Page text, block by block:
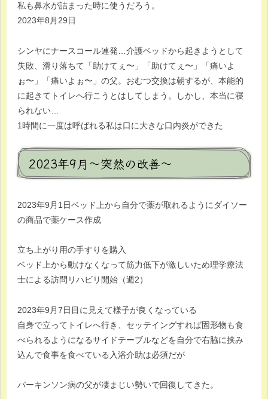
私も鼻水が詰まった時に使うだろう。
2023年8月29日
シンヤにナースコール連発…介護ベッドから起きようとして
失敗、滑り落ちて「助けてぇ〜」「助けてぇ〜」「痛いよ
ぉ〜」「痛いよぉ〜」の父。おむつ交換は朝するが、本能的
に起きてトイレへ行こうとはしてしまう。しかし、本当に寝
られない…
1時間に一度は呼ばれる私は口に大きな口内炎ができた
2023年9月～突然の改善～
2023年9月1日ベッド上から自分で薬が取れるようにダイソー
の商品で薬ケース作成
立ち上がり用の手すりを購入
ベッド上から動けなくなって筋力低下が激しいため理学療法
士による訪問リハビリ開始（週2）
2023年9月7日目に見えて様子が良くなっている
自身で立ってトイレへ行き、セッテイングすれば固形物も食
べられるようになるサイドテーブルなどを自分で右脇に挟み
込んで食事を食べている入浴介助は必須だが
パーキンソン病の父が凄まじい勢いで回復してきた。